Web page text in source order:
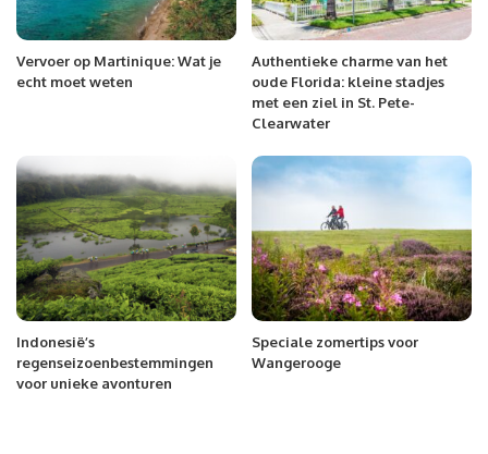
Vervoer op Martinique: Wat je
echt moet weten
Authentieke charme van het
oude Florida: kleine stadjes
met een ziel in St. Pete-
Clearwater
Indonesië’s
regenseizoenbestemmingen
voor unieke avonturen
Speciale zomertips voor
Wangerooge